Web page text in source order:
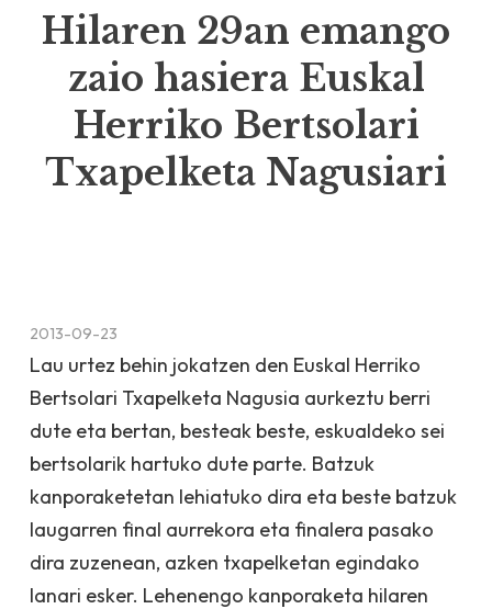
Hilaren 29an emango
zaio hasiera Euskal
Herriko Bertsolari
Txapelketa Nagusiari
2013-09-23
Lau urtez behin jokatzen den Euskal Herriko
Bertsolari Txapelketa Nagusia aurkeztu berri
dute eta bertan, besteak beste, eskualdeko sei
bertsolarik hartuko dute parte. Batzuk
kanporaketetan lehiatuko dira eta beste batzuk
laugarren final aurrekora eta finalera pasako
dira zuzenean, azken txapelketan egindako
lanari esker. Lehenengo kanporaketa hilaren